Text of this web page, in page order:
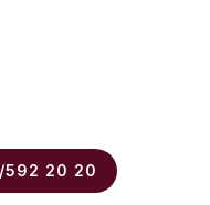
20 20